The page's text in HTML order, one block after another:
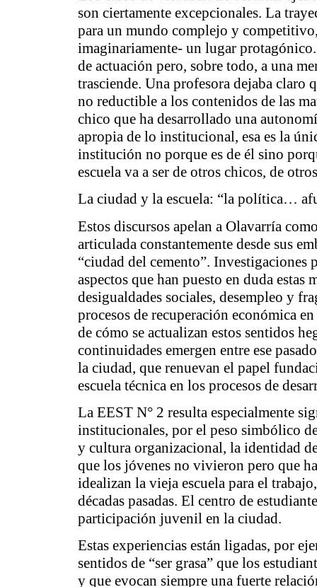
son ciertamente excepcionales. La
para un mundo complejo y
imaginariamente- un lugar
de actuación pero, sobre todo, a una
trasciende. Una profesora dejaba claro
no reductible a los contenidos de las
chico que ha desarrollado una
apropia de lo institucional, esa es la
institución no porque es de él sino
escuela va a ser de otros chicos, de
La ciudad y la escuela: “la política…
Estos discursos apelan a Olavarría
articulada constantemente desde sus
“ciudad del cemento”. Investigaciones
aspectos que han puesto en duda
desigualdades sociales, desempleo y
procesos de recuperación económica
de cómo se actualizan estos sentidos
continuidades emergen entre ese
la ciudad, que renuevan el papel
escuela técnica en los procesos de
La EEST N° 2 resulta especialmente
institucionales, por el peso simbólico
y cultura organizacional, la identidad
que los jóvenes no vivieron pero que
idealizan la vieja escuela para el
décadas pasadas. El centro de
participación juvenil en la ciudad.
Estas experiencias están ligadas, por
sentidos de “ser grasa” que los
y que evocan siempre una fuerte